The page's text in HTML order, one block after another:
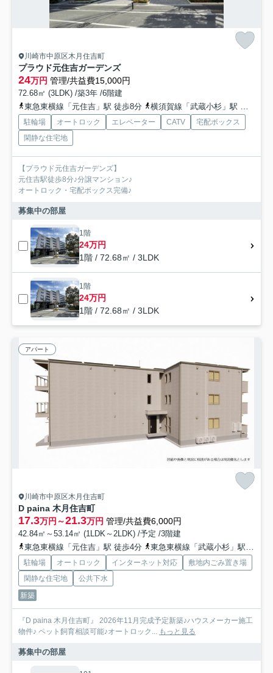
川崎市中原区木月住吉町
プラウド元住吉ガーデンズ
24万円 管理/共益費15,000円
72.68㎡ (3LDK) /築3年 /6階建
東急東横線「元住吉」駅 徒歩8分
横須賀線「武蔵小杉」駅 徒歩13分
駐輪場 オートロック エレベーター CATV
宅配ボックス
閑静な住宅地
【プラウド元住吉ガーデンズ】
元住吉駅徒歩8分♪分譲マンション♪
オートロック・宅配ボックス完備♪
募集中の部屋
1階
24万円
1階 / 72.68㎡ / 3LDK
1階
24万円
1階 / 72.68㎡ / 3LDK
アパート
川崎市中原区木月住吉町
D paina 木月住吉町
17.3万円～21.3万円 管理/共益費6,000円
42.84㎡～53.14㎡ (1LDK～2LDK) /予定 /3階建
東急東横線「元住吉」駅 徒歩4分
東急東横線「武蔵小杉」駅 徒歩17分
駐輪場 オートロック インターネット対応
敷地内ごみ置き場
閑静な住宅地
公共下水
新築
『D paina 木月住吉町』 2026年11月完成予定新築♪ハウスメーカー施工
物件♪ ペット飼育相談可能♪オートロック... もっと見る
募集中の部屋